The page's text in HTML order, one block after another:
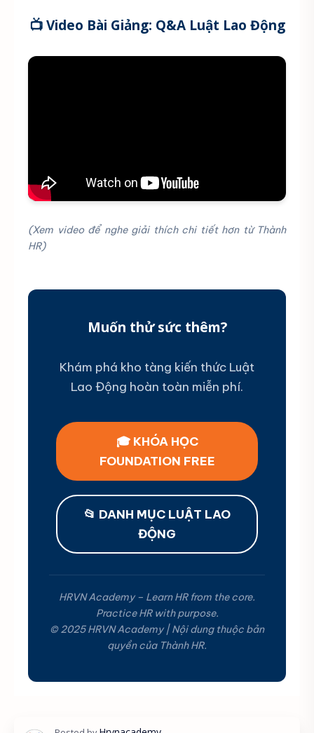
📺 Video Bài Giảng: Q&A Luật Lao Động
(Xem video để nghe giải thích chi tiết hơn từ Thành
HR)
Muốn thử sức thêm?
Khám phá kho tàng kiến thức Luật
Lao Động hoàn toàn miễn phí.
🎓 KHÓA HỌC
FOUNDATION FREE
📂 DANH MỤC LUẬT LAO
ĐỘNG
HRVN Academy – Learn HR from the core.
Practice HR with purpose.
© 2025 HRVN Academy | Nội dung thuộc bản
quyền của Thành HR.